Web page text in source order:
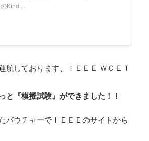
Kind ...
航しております、ＩＥＥＥ ＷＣＥＴ
と『模擬試験』ができました！！
バウチャーでＩＥＥＥのサイトから